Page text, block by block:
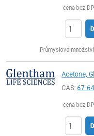
cena bez
Průmyslová
Acetone,
CAS:67-
cena bez